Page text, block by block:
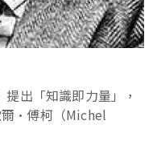
出「知識即力量」，
爾·傅柯（Michel